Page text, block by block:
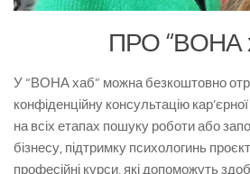
ПРО “ВОНА
У “ВОНА хаб” можна безкоштовно
конфіденційну консультацію
на всіх етапах пошуку роботи або
бізнесу, підтримку психологинь
професійні курси, які допоможуть